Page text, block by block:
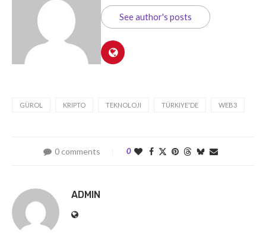
See author's posts
GÜROL KRIPTO TEKNOLOJI TÜRKIYE'DE WEB3
0 comments 0
ADMIN